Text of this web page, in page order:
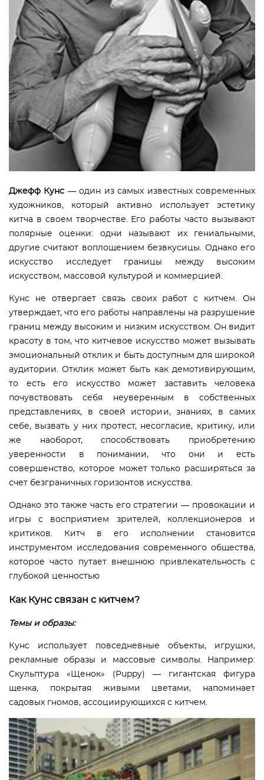
Джефф Кунс — один из самых известных современных
художников, который активно использует эстетику
китча в своем творчестве. Его работы часто вызывают
полярные оценки: одни называют их гениальными,
другие считают воплощением безвкусицы. Однако его
искусство исследует границы между высоким
искусством, массовой культурой и коммерцией.
Кунс не отвергает связь своих работ с китчем. Он
утверждает, что его работы направлены на разрушение
границ между высоким и низким искусством. Он видит
красоту в том, что китчевое искусство может вызывать
эмоциональный отклик и быть доступным для широкой
аудитории. Отклик может быть как демотивирующим,
то есть его искусство может заставить человека
почувствовать себя неуверенным в собственных
представлениях, в своей истории, знаниях, в самих
себе, вызвать у них протест, несогласие, критику, или
же наоборот, способствовать приобретению
уверенности в понимании, что они и есть
совершенство, которое может только расширяться за
счет безграничных горизонтов искусства.
Однако это также часть его стратегии — провокации и
игры с восприятием зрителей, коллекционеров и
критиков. Китч в его исполнении становится
инструментом исследования современного общества,
которое часто путает внешнюю привлекательность с
глубокой ценностью
Как Кунс связан с китчем?
Темы и образы:
Кунс использует повседневные объекты, игрушки,
рекламные образы и массовые символы. Например:
Скульптура «Щенок» (Puppy) — гигантская фигура
щенка, покрытая живыми цветами, напоминает
садовых гномов, ассоциирующихся с китчем.